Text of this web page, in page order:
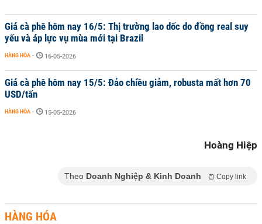
Giá cà phê hôm nay 16/5: Thị trường lao dốc do đồng real suy
yếu và áp lực vụ mùa mới tại Brazil
HÀNG HÓA - 16-05-2026
Giá cà phê hôm nay 15/5: Đảo chiều giảm, robusta mất hơn 70
USD/tấn
HÀNG HÓA - 15-05-2026
Hoàng Hiệp
Theo Doanh Nghiệp & Kinh Doanh Copy link
HÀNG HÓA